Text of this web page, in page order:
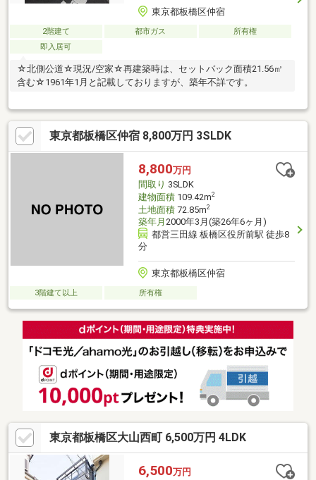
東京都板橋区仲宿
2階建て 都市ガス
所有権
即入居可
☆北側公道☆現況/空家☆再建築時は、セットバック面積21.56㎡
含む☆1961年1月と記載しておりますが、築年不詳です。
東京都板橋区仲宿 8,800万円 3SLDK
8,800万円
間取り 3SLDK
建物面積109.42m2
土地面積72.85m2
築年月 2000年3月(築26年6ヶ月)
都営三田線 板橋区役所前駅 徒歩8
分
東京都板橋区仲宿
3階建て以上 所有権
東京都板橋区大山西町 6,500万円 4LDK
6,500万円